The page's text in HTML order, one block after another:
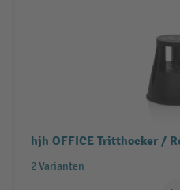
hjh OFFICE Tritthocker /
2 Varianten